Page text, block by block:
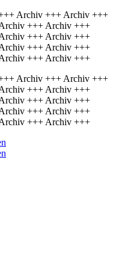
Archiv +++ Archiv +++
+++ Archiv +++
+++ Archiv +++
+++ Archiv +++
+++ Archiv +++
Archiv +++ Archiv +++
+++ Archiv +++
+++ Archiv +++
+++ Archiv +++
+++ Archiv +++